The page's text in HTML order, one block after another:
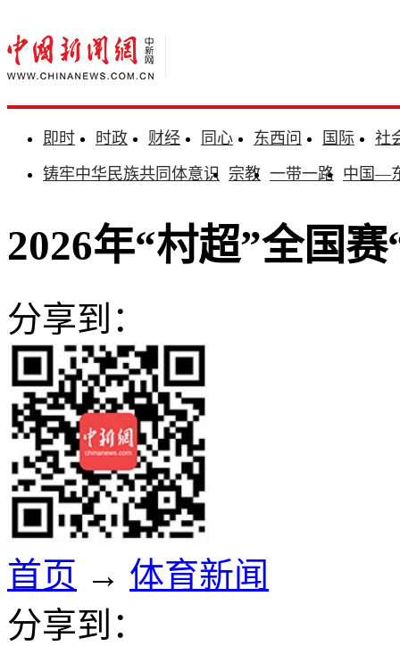
即时 时政 财经 同心 东西问 国际
社
铸牢中华民族共同体意识 宗教 一带一路 中国—
2026年“村超”全国
分享到：
首页 → 体育新闻
分享到：